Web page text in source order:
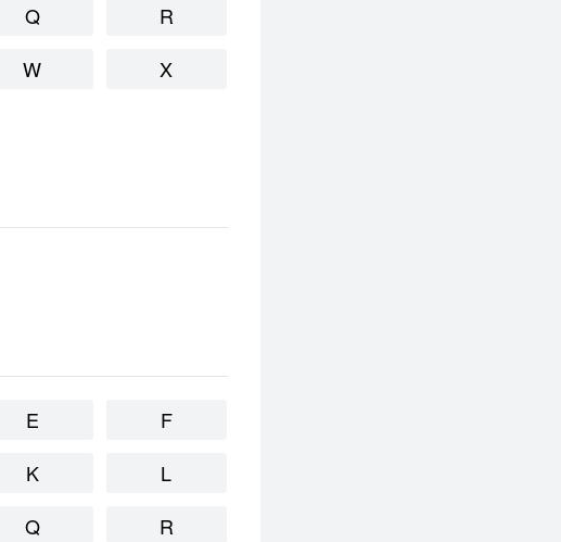
Q
R
W
X
E
F
K
L
Q
R